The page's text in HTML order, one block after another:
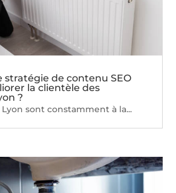
stratégie de contenu SEO
la clientèle des
?
sont constamment à la...